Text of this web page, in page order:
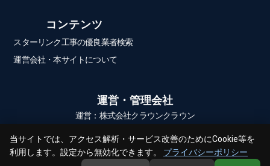
当サイトでは、アクセス解析・サービス改善のためにCookie等を
利用します。設定から無効化できます。
プライバシーポリシー
コンテンツ
スターリンク工事の優良業者検索
運営会社・本サイトについて
運営・管理会社
運営：株式会社クラウンクラウン
© 2026 スターリンク.com All Rights Reserved.